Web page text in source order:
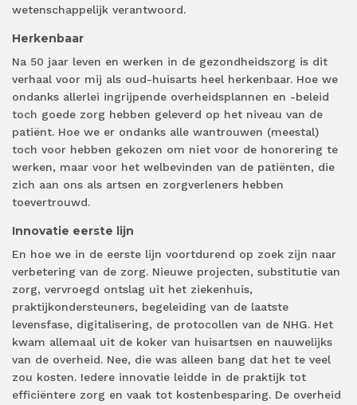
wetenschappelijk verantwoord.
Herkenbaar
Na 50 jaar leven en werken in de gezondheidszorg is dit
verhaal voor mij als oud-huisarts heel herkenbaar. Hoe we
ondanks allerlei ingrijpende overheidsplannen en -beleid
toch goede zorg hebben geleverd op het niveau van de
patiënt. Hoe we er ondanks alle wantrouwen (meestal)
toch voor hebben gekozen om niet voor de honorering te
werken, maar voor het welbevinden van de patiënten, die
zich aan ons als artsen en zorgverleners hebben
toevertrouwd.
Innovatie eerste lijn
En hoe we in de eerste lijn voortdurend op zoek zijn naar
verbetering van de zorg. Nieuwe projecten, substitutie van
zorg, vervroegd ontslag uit het ziekenhuis,
praktijkondersteuners, begeleiding van de laatste
levensfase, digitalisering, de protocollen van de NHG. Het
kwam allemaal uit de koker van huisartsen en nauwelijks
van de overheid. Nee, die was alleen bang dat het te veel
zou kosten. Iedere innovatie leidde in de praktijk tot
efficiëntere zorg en vaak tot kostenbesparing. De overheid